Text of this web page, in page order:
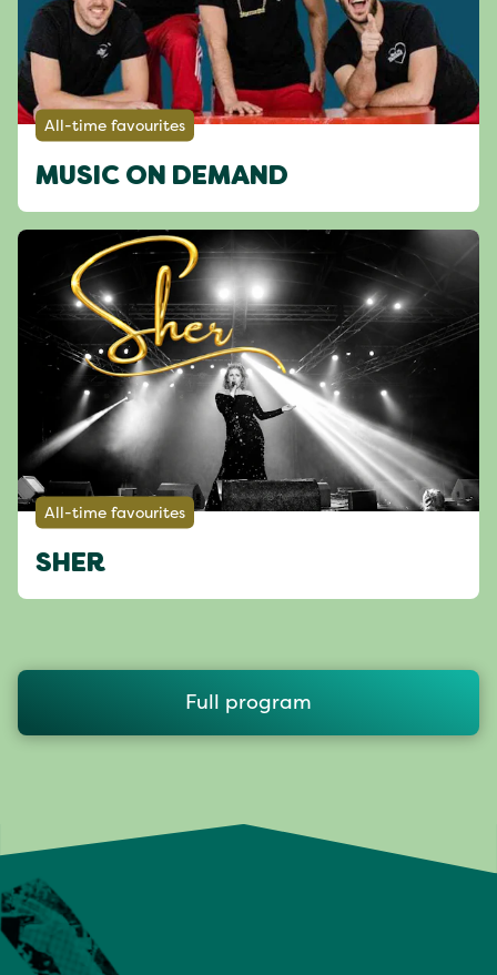
All-time favourites
MUSIC ON DEMAND
All-time favourites
SHER
Full program